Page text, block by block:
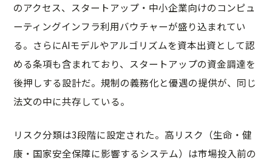
のアクセス、スタートアップ・中小企業向けのコンピュ
ーティングインフラ利用バウチャーが盛り込まれてい
る。さらにAIモデルやアルゴリズムを資本出資として認
める条項も含まれており、スタートアップの資金調達を
後押しする設計だ。規制の義務化と優遇の提供が、同じ
法文の中に共存している。
リスク分類は3段階に設定された。高リスク（生命・健
康・国家安全保障に影響するシステム）は市場投入前の